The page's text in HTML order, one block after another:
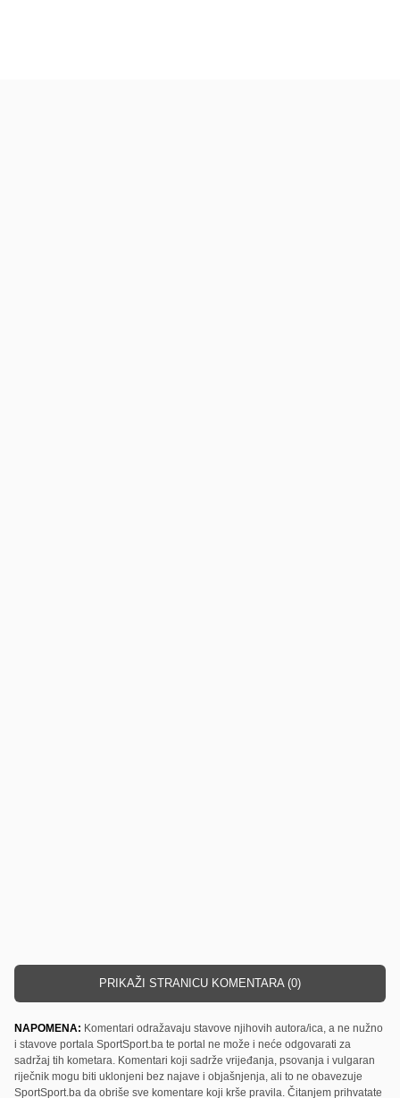
PRIKAŽI STRANICU KOMENTARA (0)
NAPOMENA: Komentari odražavaju stavove njihovih autora/ica, a ne nužno
i stavove portala SportSport.ba te portal ne može i neće odgovarati za
sadržaj tih kometara. Komentari koji sadrže vrijeđanja, psovanja i vulgaran
riječnik mogu biti uklonjeni bez najave i objašnjenja, ali to ne obavezuje
SportSport.ba da obriše sve komentare koji krše pravila. Čitanjem prihvatate